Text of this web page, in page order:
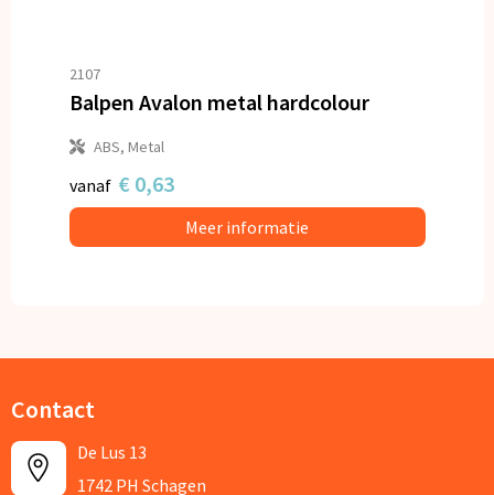
2107
Balpen Avalon metal hardcolour
ABS, Metal
vanaf € 0,63
Meer informatie
Contact
De Lus 13
1742 PH Schagen